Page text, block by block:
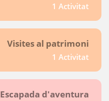
1 Activitat
Visites al patrimoni
1 Activitat
Escapada d'aventura